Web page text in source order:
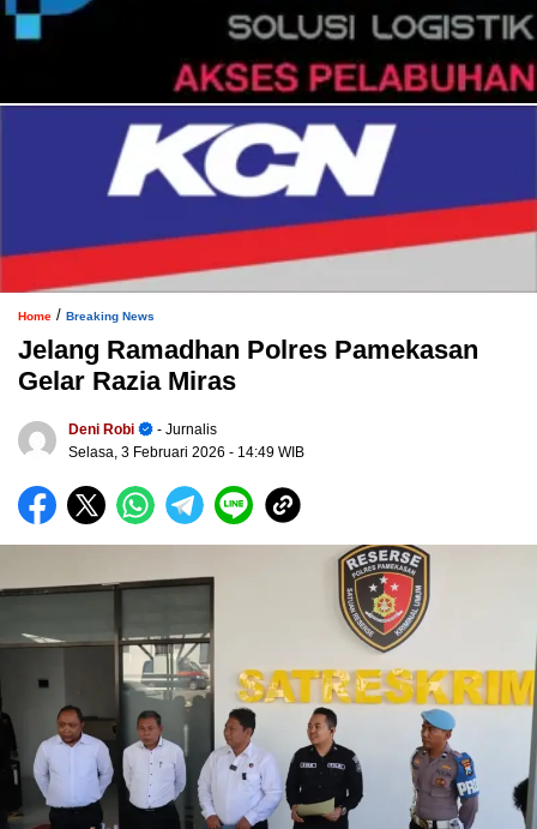
Home / Breaking News
Jelang Ramadhan Polres Pamekasan
Gelar Razia Miras
Deni Robi
- Jurnalis
Selasa, 3 Februari 2026 - 14:49 WIB